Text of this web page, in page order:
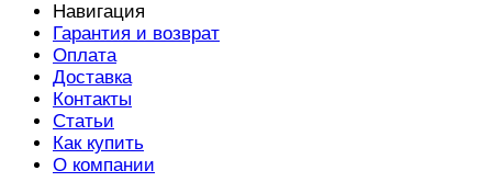
Навигация
Гарантия и возврат
Оплата
Доставка
Контакты
Статьи
Как купить
О компании